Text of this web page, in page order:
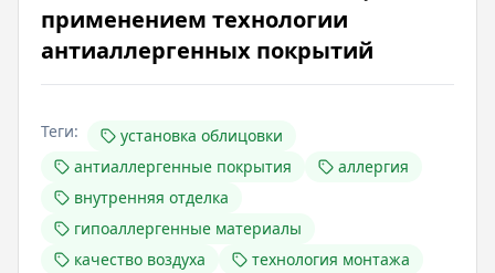
применением технологии
антиаллергенных покрытий
Теги:
установка облицовки
антиаллергенные покрытия
аллергия
внутренняя отделка
гипоаллергенные материалы
качество воздуха
технология монтажа